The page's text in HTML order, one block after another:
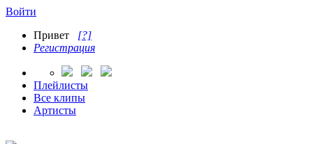
Войти
Привет [?]
Регистрация
Плейлисты
Все клипы
Артисты